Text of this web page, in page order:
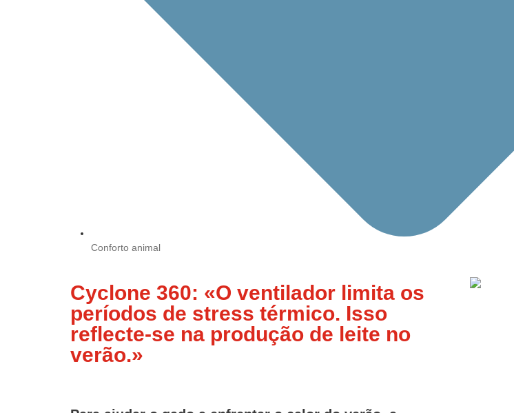
Conforto animal
Cyclone 360: «O ventilador limita os
períodos de stress térmico. Isso
reflecte-se na produção de leite no
verão.»